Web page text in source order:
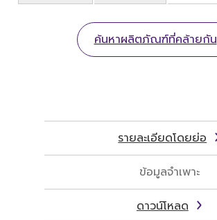
ค้นหาผลิตภัณฑ์ที่คล้ายกัน
รายละเอียดโดยย่อ
ข้อมูลจำเพาะ
ดาวน์โหลด